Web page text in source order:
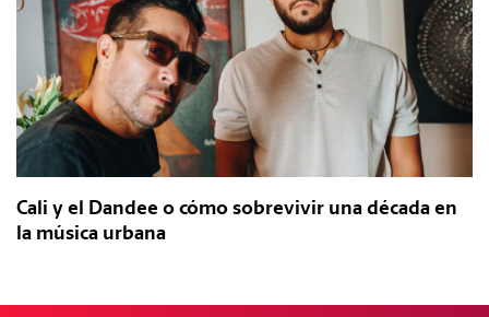
Cali y el Dandee o cómo sobrevivir una década en
la música urbana